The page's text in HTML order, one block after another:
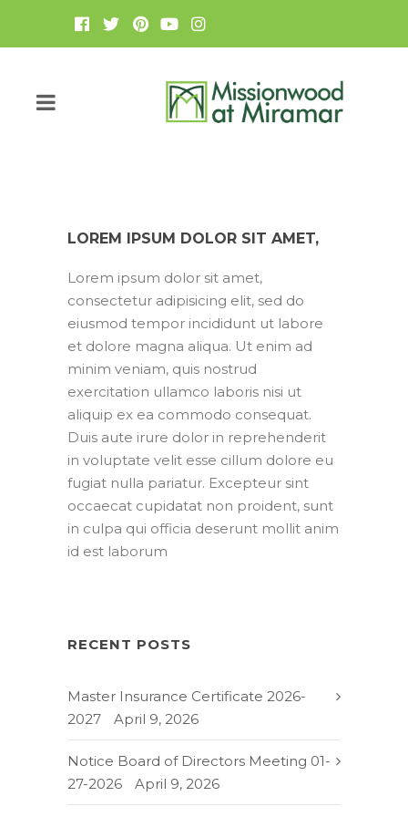
LOREM IPSUM DOLOR SIT AMET,
Lorem ipsum dolor sit amet,
consectetur adipisicing elit, sed do
eiusmod tempor incididunt ut labore
et dolore magna aliqua. Ut enim ad
minim veniam, quis nostrud
exercitation ullamco laboris nisi ut
aliquip ex ea commodo consequat.
Duis aute irure dolor in reprehenderit
in voluptate velit esse cillum dolore eu
fugiat nulla pariatur. Excepteur sint
occaecat cupidatat non proident, sunt
in culpa qui officia deserunt mollit anim
id est laborum
RECENT POSTS
Master Insurance Certificate 2026-
2027
April 9, 2026
Notice Board of Directors Meeting 01-
27-2026
April 9, 2026